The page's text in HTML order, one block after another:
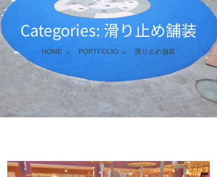
Categories: 滑り止め舗装
HOME PORTFOLIO 滑り止め舗装